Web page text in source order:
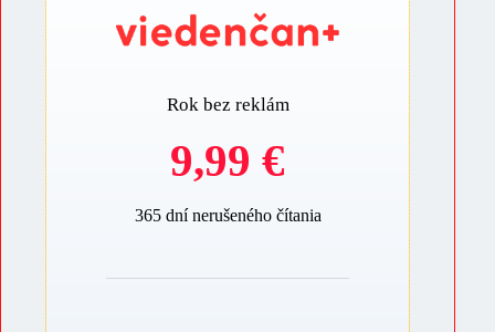
Rok bez reklám
9,99 €
365 dní nerušeného čítania